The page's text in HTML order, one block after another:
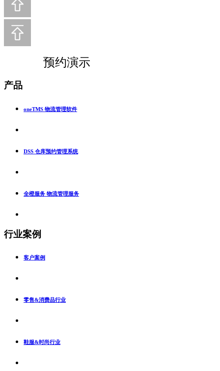
预约演示
产品
oneTMS 物流管理软件
DSS 仓库预约管理系统
全橙服务 物流管理服务
行业案例
客户案例
零售&消费品行业
鞋服&时尚行业